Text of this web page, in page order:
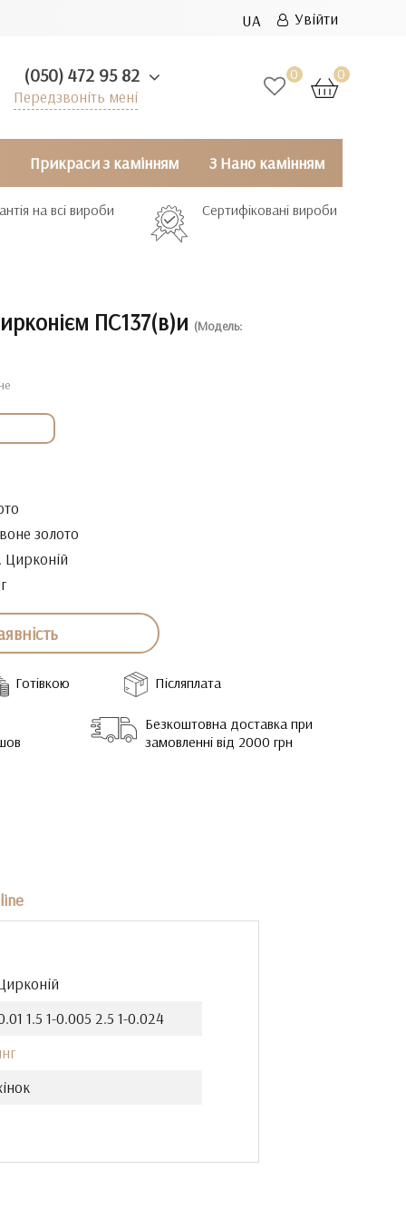
UA Увійти
0 0
(050) 472 95 82
Передзвоніть мені
Прикраси з камінням З Нано камінням
на всі вироби Сертифіковані вироби
ПС137(в)и (Модель:
золото
Цирконій
Готівкою Післяплата
Безкоштовна доставка при
замовленні від 2000 грн
1.5 1-0.005 2.5 1-0.024